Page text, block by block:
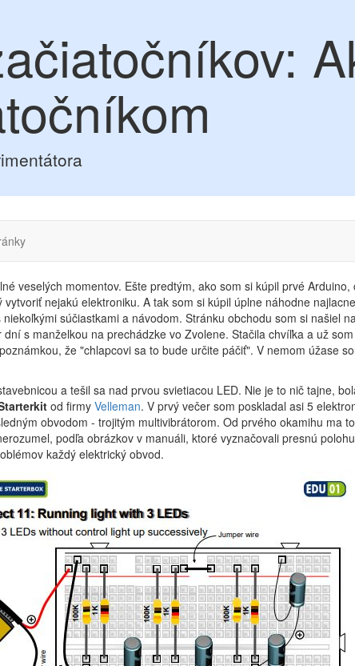
veselých momentov. Ešte predtým, ako som si kúpil prvé Arduino,
nejakú elektroniku. A tak som si kúpil úplne náhodne
súčiastkami a návodom. Stránku obchodu som si našiel
s manželkou na prechádzke vo Zvolene. Stačila chvíľka a už
že "chlapcovi sa to bude určite páčiť". V nemom úžase
a tešil sa nad prvou svietiacou LED. Nie je to nič tajne,
od firmy Velleman. V prvý večer som poskladal asi 5
obvodom - trojitým multivibrátorom. Od prvého okamihu ma
podľa obrázkov v manuáli, ktoré vyznačovali presnú
každý elektrický obvod.